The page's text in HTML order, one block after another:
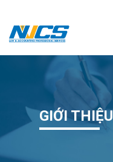
GIỚI THIỆU